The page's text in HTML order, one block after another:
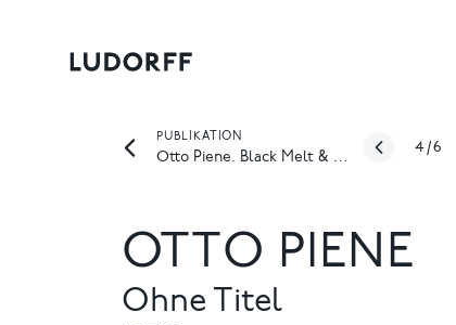
PUBLIKATION
Otto Piene. Black Melt & Light Rays
4 /6
OTTO PIENE
Ohne Titel